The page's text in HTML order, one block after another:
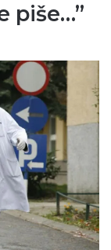
piše…”